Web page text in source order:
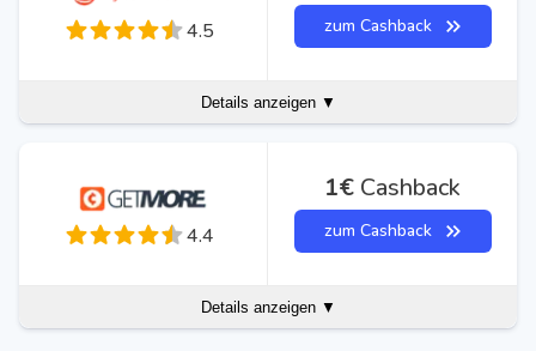
4.5
Details anzeigen ▼
zum Cashback
4.4
Details anzeigen ▼
1€ Cashback
zum Cashback